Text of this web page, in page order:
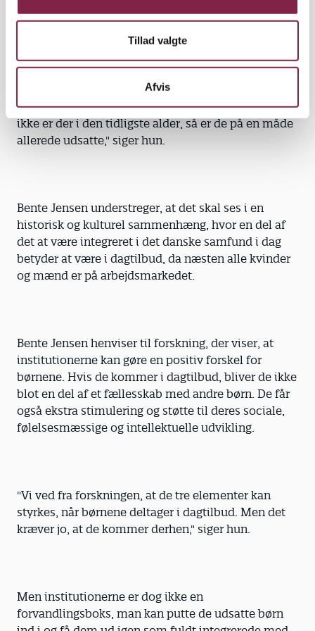
Tillad valgte
Afvis
"Denne børnegruppe har så vældig meget brug for
at få alle muligheder for at blive integreret og få lige
muligheder i forhold til andre børn, for at udvikle
sig og få nogle fællesskaber og for at komme ind i
nogle miljøer sammen med jævnaldrende. Hvis de
ikke er der i den tidligste alder, så er de på en måde
allerede udsatte," siger hun.
Bente Jensen understreger, at det skal ses i en
historisk og kulturel sammenhæng, hvor en del af
det at være integreret i det danske samfund i dag
betyder at være i dagtilbud, da næsten alle kvinder
og mænd er på arbejdsmarkedet.
Bente Jensen henviser til forskning, der viser, at
institutionerne kan gøre en positiv forskel for
børnene. Hvis de kommer i dagtilbud, bliver de ikke
blot en del af et fællesskab med andre børn. De får
også ekstra stimulering og støtte til deres sociale,
følelsesmæssige og intellektuelle udvikling.
"Vi ved fra forskningen, at de tre elementer kan
styrkes, når børnene deltager i dagtilbud. Men det
kræver jo, at de kommer derhen," siger hun.
Men institutionerne er dog ikke en
forvandlingsboks, man kan putte de udsatte børn